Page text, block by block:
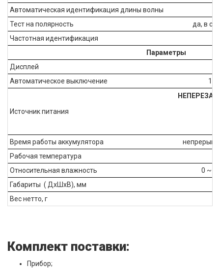
Автоматическая идентификация длины волны
Тест на полярность
да, в
Частотная идентификация
Параметры
Дисплей
Автоматическое выключение
10
Источник питания
Время работы аккумулятора
Рабочая температура
Относительная влажность
0 ~
Габариты ( ДхШхВ), мм
Вес нетто, г
Комплект поставки:
Прибор;